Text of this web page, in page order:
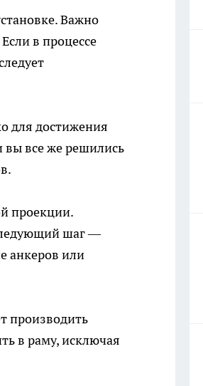
Важно
в процессе
для достижения
вы все же решились
проекции.
шаг —
анкеров или
производить
в раму, исключая